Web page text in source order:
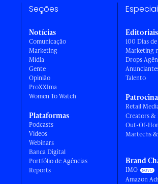
Seções
Notícias
Comunicação
Marketing
Mídia
Gente
Opinião
ProXXIma
Women To Watch
Plataformas
Podcasts
Vídeos
Webinars
Banca Digital
Portfólio de Agências
Reports
Editoriais
100 Dias
Marketing
Drops
Talento
Retail
Creators &
Out-Of-
Martechs
Brand
IMO
Amazon